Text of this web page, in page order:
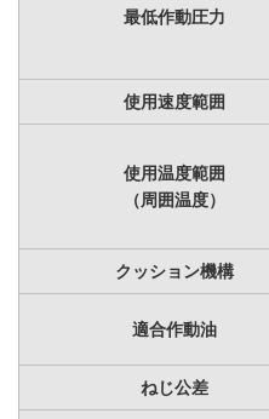
最低作動圧力
使用速度範囲
使用温度範囲
（周囲温度）
クッション機構
適合作動油
ねじ公差